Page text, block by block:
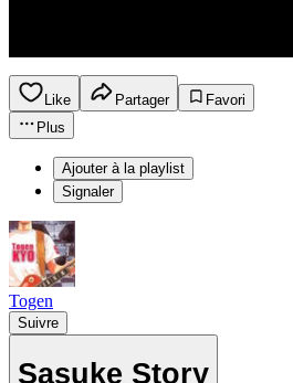
Like Partager
Favori
Plus
Ajouter à la playlist
Signaler
Togen
Suivre
Sasuke Story